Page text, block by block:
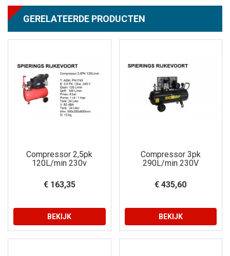
GERELATEERDE PRODUCTEN
Compressor 2,5pk
120L/min 230v
€ 163,35
BEKIJK
Compressor 3pk
290L/min 230V
€ 435,60
BEKIJK